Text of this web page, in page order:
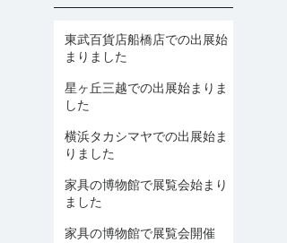
東武百貨店船橋店での出展始
まりました
星ヶ丘三越での出展始まりま
した
横浜タカシマヤでの出展始ま
りました
家具の博物館で展覧会始まり
ました
家具の博物館で展覧会開催